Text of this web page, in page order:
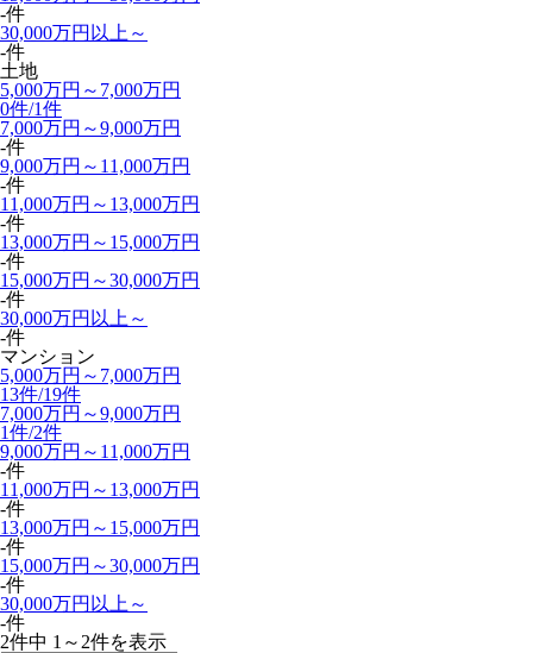
-件
30,000万円以上～
-件
土地
5,000万円～7,000万円
0件/1件
7,000万円～9,000万円
-件
9,000万円～11,000万円
-件
11,000万円～13,000万円
-件
13,000万円～15,000万円
-件
15,000万円～30,000万円
-件
30,000万円以上～
-件
マンション
5,000万円～7,000万円
13件/19件
7,000万円～9,000万円
1件/2件
9,000万円～11,000万円
-件
11,000万円～13,000万円
-件
13,000万円～15,000万円
-件
15,000万円～30,000万円
-件
30,000万円以上～
-件
2件中 1～2件を表示